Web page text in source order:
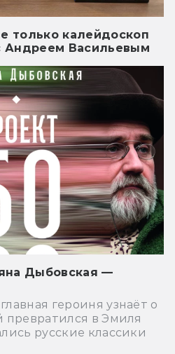
только калейдоскоп
Андреем Васильевым
Дыбовская —
героиня узнаёт о
превратился в Эмиля
русские классики